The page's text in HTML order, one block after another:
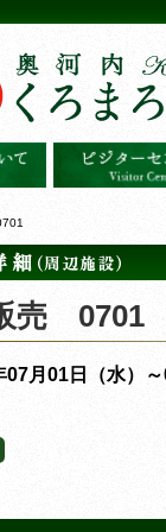
売 0701
07月01日（水）～